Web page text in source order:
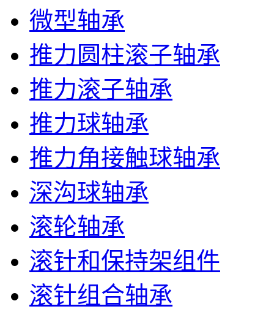
微型轴承
推力圆柱滚子轴承
推力滚子轴承
推力球轴承
推力角接触球轴承
深沟球轴承
滚轮轴承
滚针和保持架组件
滚针组合轴承